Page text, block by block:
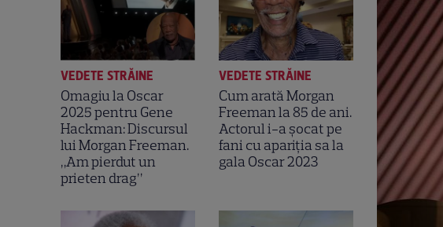
VEDETE STRĂINE
Omagiu la Oscar
2025 pentru Gene
Hackman: Discursul
lui Morgan Freeman.
„Am pierdut un
prieten drag”
VEDETE STRĂINE
Cum arată Morgan
Freeman la 85 de ani.
Actorul i-a șocat pe
fani cu apariția sa la
gala Oscar 2023